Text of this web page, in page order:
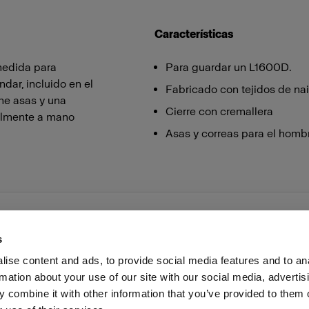
content and ads, to provide social media features and to
about your use of our site with our social media,
combine it with other information that you’ve provided to them
para
incluido en el
asas y una
a mano
Características
Para guardar un L1600D.
Fabricado con tejidos de
Cierre con cremallera
Asas y correas para el
profesionales Prensa Inversores Share the Light